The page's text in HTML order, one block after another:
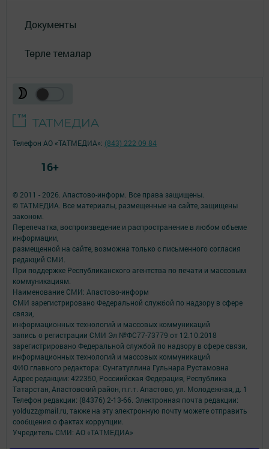
Документы
Төрле темалар
© 2011 - 2026. Апастово-информ. Все права защищены.
© ТАТМЕДИА. Все материалы, размещенные на сайте, защищены
законом.
Перепечатка, воспроизведение и распространение в любом объеме
информации,
размещенной на сайте, возможна только с письменного согласия
редакций СМИ.
При поддержке Республиканского агентства по печати и массовым
коммуникациям.
Наименование СМИ: Апастово-информ
СМИ зарегистрировано Федеральной службой по надзору в сфере
связи,
информационных технологий и массовых коммуникаций
запись о регистрации СМИ Эл №ФС77-73779 от 12.10.2018
зарегистрировано Федеральной службой по надзору в сфере связи,
информационных технологий и массовых коммуникаций
ФИО главного редактора: Сунгатуллина Гульнара Рустамовна
Адрес редакции: 422350, Россиийская Федерация, Республика
Татарстан, Апастовский район, п.г.т. Апастово, ул. Молодежная, д. 1
Телефон редакции: (84376) 2-13-66. Электронная почта редакции:
yolduzz@mail.ru, также на эту электронную почту можете отправить
сообщения о фактах коррупции.
Учредитель СМИ: АО «ТАТМЕДИА»
Телефон АО «ТАТМЕДИА»: (843) 222 09 84
16+